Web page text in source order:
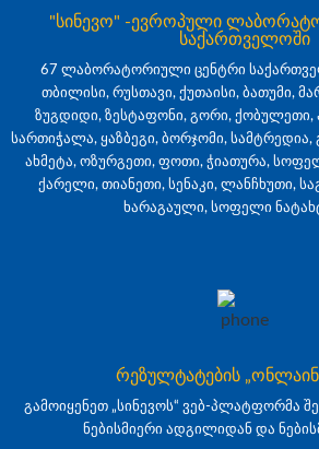
"სინევო" -ევროპული
საქართველოში
67 ლაბორატორიული ცენტრი
თბილისი, რუსთავი, ქუთაისი, ბათუმი,
ზუგდიდი, ზესტაფონი, გორი, ქობულეთი,
სართიჭალა, ყაზბეგი, ბორჯომი,
ახმეტა, ოზურგეთი, ფოთი, ჭიათურა,
ქარელი, თიანეთი, სენაკი, ლანჩხუთი,
ხარაგაული, სოფელი
რეზულტატების
გამოიყენეთ „სინევოს“ ვებ-პლატფორმა
ნებისმიერი ადგილიდან და